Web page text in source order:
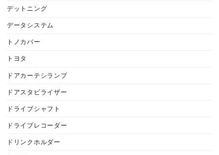
デットニング
データシステム
トノカバー
トヨタ
ドアカーテシランプ
ドアスタビライザー
ドライブシャフト
ドライブレコーダー
ドリンクホルダー